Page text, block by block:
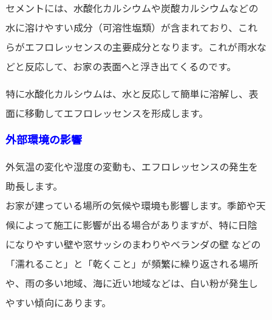
セメントには、水酸化カルシウムや炭酸カルシウムなどの
水に溶けやすい成分（可溶性塩類）が含まれており、これ
らがエフロレッセンスの主要成分となります。これが雨水な
どと反応して、お家の表面へと浮き出てくるのです。
特に水酸化カルシウムは、水と反応して簡単に溶解し、表
面に移動してエフロレッセンスを形成します。
外部環境の影響
外気温の変化や湿度の変動も、エフロレッセンスの発生を
助長します。
お家が建っている場所の気候や環境も影響します。季節や天
候によって施工に影響が出る場合がありますが、特に日陰
になりやすい壁や窓サッシのまわりやベランダの壁 などの
「濡れること」と「乾くこと」が頻繁に繰り返される場所
や、雨の多い地域、海に近い地域などは、白い粉が発生し
やすい傾向にあります。